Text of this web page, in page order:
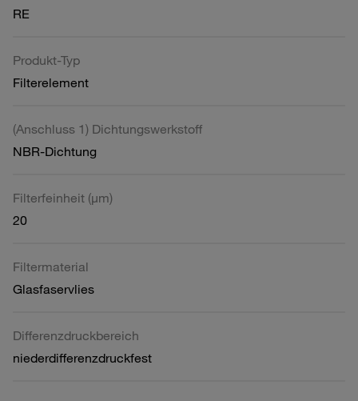
RE
Produkt-Typ
Filterelement
(Anschluss 1) Dichtungswerkstoff
NBR-Dichtung
Filterfeinheit (µm)
20
Filtermaterial
Glasfaservlies
Differenzdruckbereich
niederdifferenzdruckfest